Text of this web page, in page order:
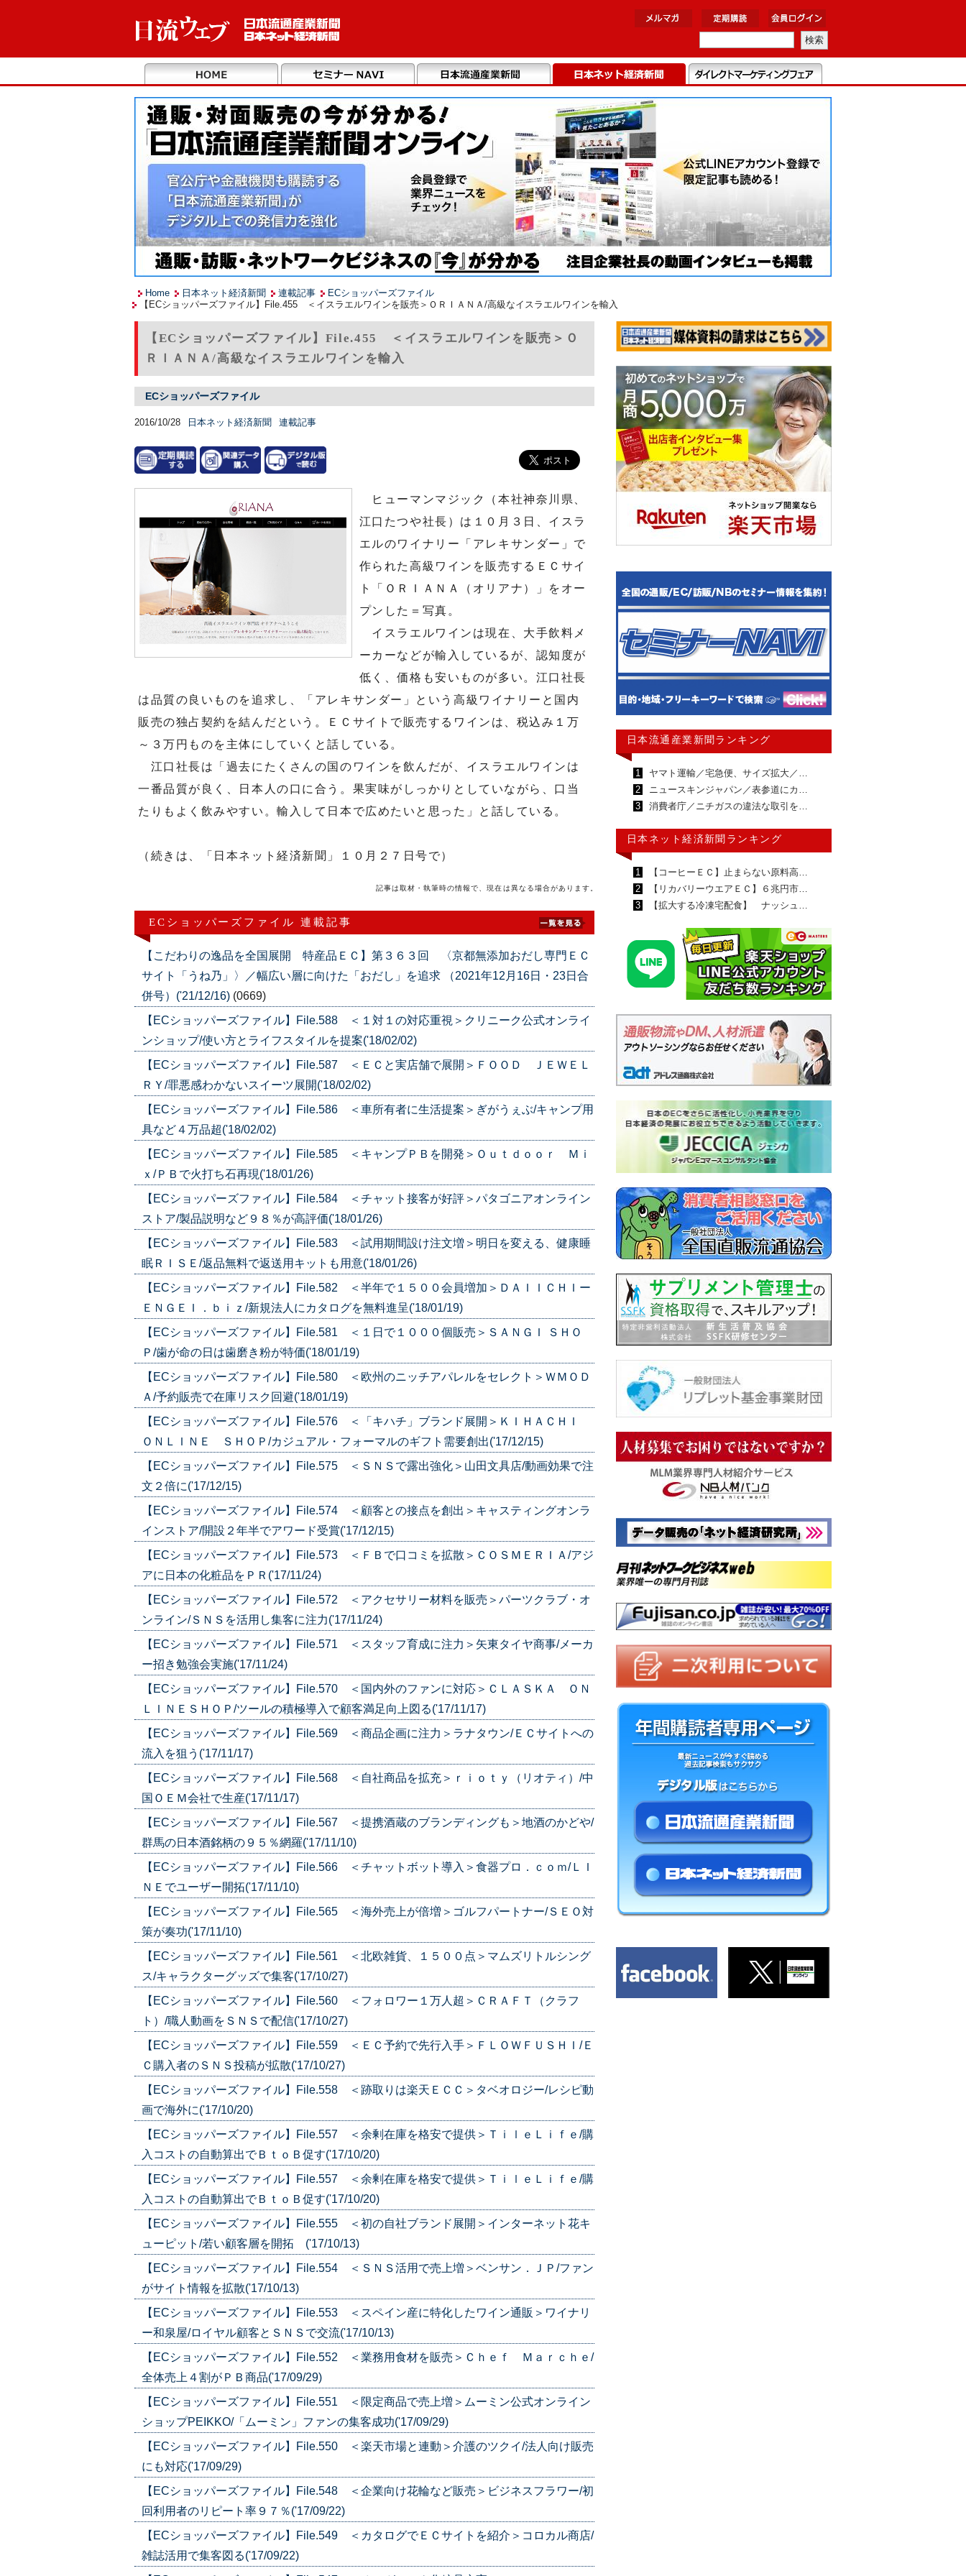
Home 日本ネット経済新聞 連載記事
ECショッパーズファイル
【ECショッパーズファイル】File.455 ＜イスラエルワインを販売＞ＯＲＩＡＮＡ/高級なイスラエルワインを輸入
【ECショッパーズファイル】File.455 ＜イスラエルワインを販売＞Ｏ
ＲＩＡＮＡ/高級なイスラエルワインを輸入
ECショッパーズファイル
2016/10/28 日本ネット経済新聞 連載記事
ヒューマンマジック（本社神奈川県、
江口たつや社長）は１０月３日、イスラ
エルのワイナリー「アレキサンダー」で
作られた高級ワインを販売するＥＣサイ
ト「ＯＲＩＡＮＡ（オリアナ）」をオー
プンした＝写真。
イスラエルワインは現在、大手飲料メ
ーカーなどが輸入しているが、認知度が
低く、価格も安いものが多い。江口社長
は品質の良いものを追求し、「アレキサンダー」という高級ワイナリーと国内
販売の独占契約を結んだという。ＥＣサイトで販売するワインは、税込み１万
～３万円ものを主体にしていくと話している。
江口社長は「過去にたくさんの国のワインを飲んだが、イスラエルワインは
一番品質が良く、日本人の口に合う。果実味がしっかりとしていながら、口当
たりもよく飲みやすい。輸入して日本で広めたいと思った」と話している。
（続きは、「日本ネット経済新聞」１０月２７日号で）
記事は取材・執筆時の情報で、現在は異なる場合があります。
ECショッパーズファイル 連載記事
【こだわりの逸品を全国展開 特産品ＥＣ】第３６３回 〈京都無添加おだし専門ＥＣ
サイト「うね乃」〉／幅広い層に向けた「おだし」を追求 （2021年12月16日・23日合
併号）('21/12/16) (0669)
【ECショッパーズファイル】File.588 ＜１対１の対応重視＞クリニーク公式オンライ
ンショップ/使い方とライフスタイルを提案('18/02/02)
【ECショッパーズファイル】File.587 ＜ＥＣと実店舗で展開＞ＦＯＯＤ ＪＥＷＥＬ
ＲＹ/罪悪感わかないスイーツ展開('18/02/02)
【ECショッパーズファイル】File.586 ＜車所有者に生活提案＞ぎがうぇぶ/キャンプ用
具など４万品超('18/02/02)
【ECショッパーズファイル】File.585 ＜キャンプＰＢを開発＞Ｏｕｔｄｏｏｒ Ｍｉ
ｘ/ＰＢで火打ち石再現('18/01/26)
【ECショッパーズファイル】File.584 ＜チャット接客が好評＞パタゴニアオンライン
ストア/製品説明など９８％が高評価('18/01/26)
【ECショッパーズファイル】File.583 ＜試用期間設け注文増＞明日を変える、健康睡
眠ＲＩＳＥ/返品無料で返送用キットも用意('18/01/26)
【ECショッパーズファイル】File.582 ＜半年で１５００会員増加＞ＤＡＩＩＣＨＩー
ＥＮＧＥＩ．ｂｉｚ/新規法人にカタログを無料進呈('18/01/19)
【ECショッパーズファイル】File.581 ＜１日で１０００個販売＞ＳＡＮＧＩ ＳＨＯ
Ｐ/歯が命の日は歯磨き粉が特価('18/01/19)
【ECショッパーズファイル】File.580 ＜欧州のニッチアパレルをセレクト＞ＷＭＯＤ
Ａ/予約販売で在庫リスク回避('18/01/19)
【ECショッパーズファイル】File.576 ＜「キハチ」ブランド展開＞ＫＩＨＡＣＨＩ
ＯＮＬＩＮＥ ＳＨＯＰ/カジュアル・フォーマルのギフト需要創出('17/12/15)
【ECショッパーズファイル】File.575 ＜ＳＮＳで露出強化＞山田文具店/動画効果で注
文２倍に('17/12/15)
【ECショッパーズファイル】File.574 ＜顧客との接点を創出＞キャスティングオンラ
インストア/開設２年半でアワード受賞('17/12/15)
【ECショッパーズファイル】File.573 ＜ＦＢで口コミを拡散＞ＣＯＳＭＥＲＩＡ/アジ
アに日本の化粧品をＰＲ('17/11/24)
【ECショッパーズファイル】File.572 ＜アクセサリー材料を販売＞パーツクラブ・オ
ンライン/ＳＮＳを活用し集客に注力('17/11/24)
【ECショッパーズファイル】File.571 ＜スタッフ育成に注力＞矢東タイヤ商事/メーカ
ー招き勉強会実施('17/11/24)
【ECショッパーズファイル】File.570 ＜国内外のファンに対応＞ＣＬＡＳＫＡ ＯＮ
ＬＩＮＥＳＨＯＰ/ツールの積極導入で顧客満足向上図る('17/11/17)
【ECショッパーズファイル】File.569 ＜商品企画に注力＞ラナタウン/ＥＣサイトへの
流入を狙う('17/11/17)
【ECショッパーズファイル】File.568 ＜自社商品を拡充＞ｒｉｏｔｙ（リオティ）/中
国ＯＥＭ会社で生産('17/11/17)
【ECショッパーズファイル】File.567 ＜提携酒蔵のブランディングも＞地酒のかどや/
群馬の日本酒銘柄の９５％網羅('17/11/10)
【ECショッパーズファイル】File.566 ＜チャットボット導入＞食器プロ．ｃｏｍ/ＬＩ
ＮＥでユーザー開拓('17/11/10)
【ECショッパーズファイル】File.565 ＜海外売上が倍増＞ゴルフパートナー/ＳＥＯ対
策が奏功('17/11/10)
【ECショッパーズファイル】File.561 ＜北欧雑貨、１５００点＞マムズリトルシング
ス/キャラクターグッズで集客('17/10/27)
【ECショッパーズファイル】File.560 ＜フォロワー１万人超＞ＣＲＡＦＴ（クラフ
ト）/職人動画をＳＮＳで配信('17/10/27)
【ECショッパーズファイル】File.559 ＜ＥＣ予約で先行入手＞ＦＬＯＷＦＵＳＨＩ/Ｅ
Ｃ購入者のＳＮＳ投稿が拡散('17/10/27)
【ECショッパーズファイル】File.558 ＜跡取りは楽天ＥＣＣ＞タベオロジー/レシピ動
画で海外に('17/10/20)
【ECショッパーズファイル】File.557 ＜余剰在庫を格安で提供＞ＴｉｌｅＬｉｆｅ/購
入コストの自動算出でＢｔｏＢ促す('17/10/20)
【ECショッパーズファイル】File.557 ＜余剰在庫を格安で提供＞ＴｉｌｅＬｉｆｅ/購
入コストの自動算出でＢｔｏＢ促す('17/10/20)
【ECショッパーズファイル】File.555 ＜初の自社ブランド展開＞インターネット花キ
ューピット/若い顧客層を開拓 ('17/10/13)
【ECショッパーズファイル】File.554 ＜ＳＮＳ活用で売上増＞ベンサン．ＪＰ/ファン
がサイト情報を拡散('17/10/13)
【ECショッパーズファイル】File.553 ＜スペイン産に特化したワイン通販＞ワイナリ
ー和泉屋/ロイヤル顧客とＳＮＳで交流('17/10/13)
【ECショッパーズファイル】File.552 ＜業務用食材を販売＞Ｃｈｅｆ Ｍａｒｃｈｅ/
全体売上４割がＰＢ商品('17/09/29)
【ECショッパーズファイル】File.551 ＜限定商品で売上増＞ムーミン公式オンライン
ショップPEIKKO/「ムーミン」ファンの集客成功('17/09/29)
【ECショッパーズファイル】File.550 ＜楽天市場と連動＞介護のツクイ/法人向け販売
にも対応('17/09/29)
【ECショッパーズファイル】File.548 ＜企業向け花輪など販売＞ビジネスフラワー/初
回利用者のリピート率９７％('17/09/22)
【ECショッパーズファイル】File.549 ＜カタログでＥＣサイトを紹介＞コロカル商店/
雑誌活用で集客図る('17/09/22)
日本流通産業新聞ランキング
1
ヤマト運輸／宅急便、サイズ拡大／…
2
ニュースキンジャパン／表参道にカ…
3
消費者庁／ニチガスの違法な取引を…
日本ネット経済新聞ランキング
1
【コーヒーＥＣ】止まらない原料高…
2
【リカバリーウエアＥＣ】６兆円市…
3
【拡大する冷凍宅配食】 ナッシュ…